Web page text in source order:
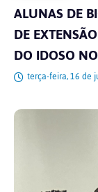
ALUNAS DE
DE
DO IDOSO
terça-feira, 16 de